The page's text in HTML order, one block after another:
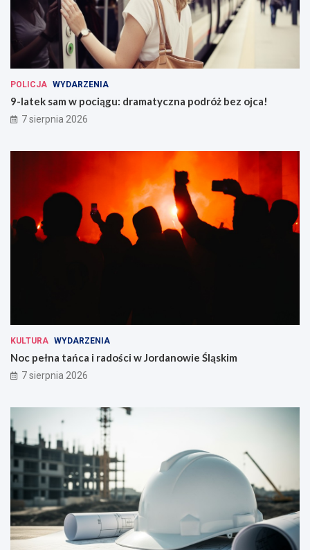
POLICJA WYDARZENIA
9-latek sam w pociągu: dramatyczna podróż bez ojca!
7 sierpnia 2026
KULTURA WYDARZENIA
Noc pełna tańca i radości w Jordanowie Śląskim
7 sierpnia 2026